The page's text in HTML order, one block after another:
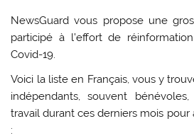
NewsGuard vous propose une
participé à l’effort de
Covid-19.
Voici la liste en Français, vous y
indépendants, souvent
travail durant ces derniers mois
: